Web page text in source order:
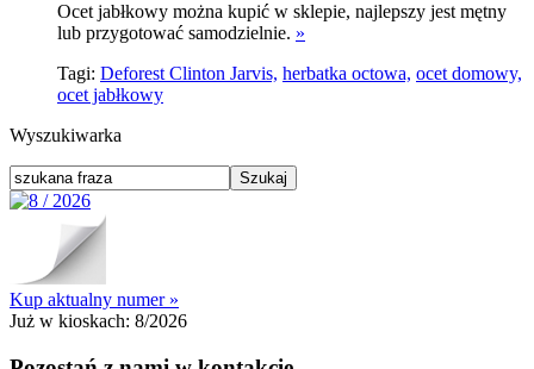
Ocet jabłkowy można kupić w sklepie, najlepszy jest mętny
lub przygotować samodzielnie. »
Tagi: Deforest Clinton Jarvis, herbatka octowa, ocet domowy,
ocet jabłkowy
Wyszukiwarka
Kup aktualny numer »
Już w kioskach: 8/2026